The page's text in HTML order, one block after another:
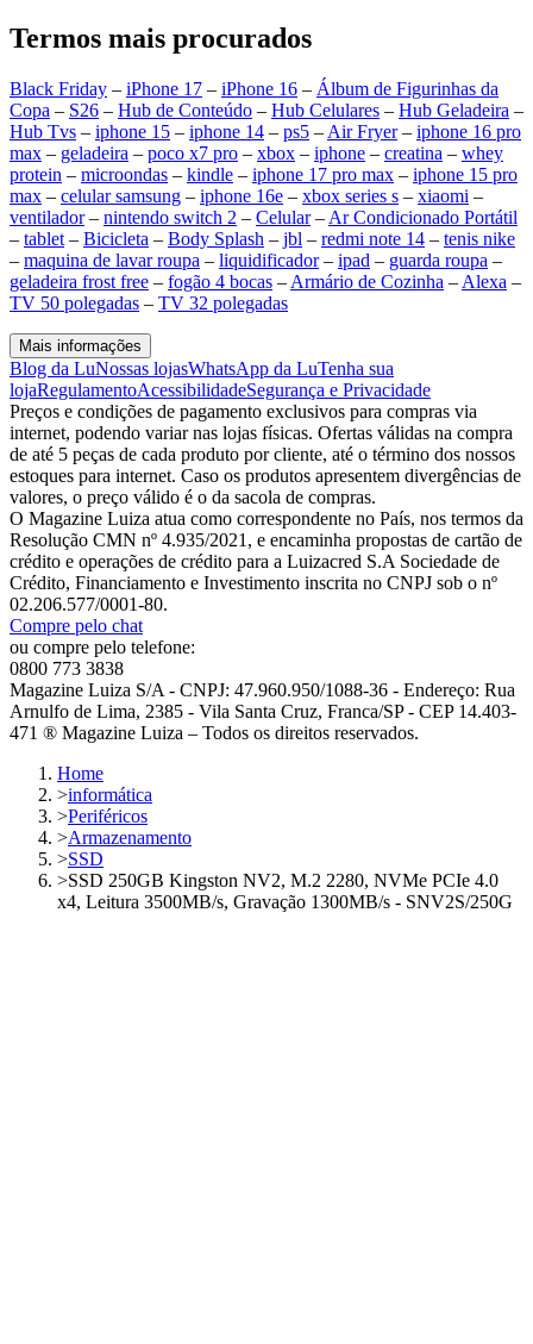
Termos mais procurados
Black Friday – iPhone 17 – iPhone 16 – Álbum de Figurinhas da
Copa – S26 – Hub de Conteúdo – Hub Celulares – Hub Geladeira –
Hub Tvs – iphone 15 – iphone 14 – ps5 – Air Fryer– iphone 16 pro
max – geladeira – poco x7 pro – xbox – iphone – creatina – whey
protein – microondas – kindle – iphone 17 pro max – iphone 15 pro
max – celular samsung – iphone 16e – xbox series s – xiaomi –
ventilador– nintendo switch 2 – Celular– Ar Condicionado Portátil
– tablet – Bicicleta – Body Splash – jbl – redmi note 14 – tenis nike
– maquina de lavar roupa – liquidificador– ipad – guarda roupa –
geladeira frost free – fogão 4 bocas – Armário de Cozinha – Alexa –
TV 50 polegadas – TV 32 polegadas
Mais informações
Blog da LuNossas lojasWhatsApp da LuTenha sua
lojaRegulamentoAcessibilidadeSegurança e Privacidade
Preços e condições de pagamento exclusivos para compras via
internet, podendo variar nas lojas físicas. Ofertas válidas na compra
de até 5 peças de cada produto por cliente, até o término dos nossos
estoques para internet. Caso os produtos apresentem divergências de
valores, o preço válido é o da sacola de compras.
O Magazine Luiza atua como correspondente no País, nos termos da
Resolução CMN nº 4.935/2021, e encaminha propostas de cartão de
crédito e operações de crédito para a Luizacred S.A Sociedade de
Crédito, Financiamento e Investimento inscrita no CNPJ sob o nº
02.206.577/0001-80.
Compre pelo chat
ou compre pelo telefone:
0800 773 3838
Magazine Luiza S/A - CNPJ: 47.960.950/1088-36 - Endereço: Rua
Arnulfo de Lima, 2385 - Vila Santa Cruz, Franca/SP - CEP 14.403-
471 ® Magazine Luiza – Todos os direitos reservados.
Home
>informática
>Periféricos
>Armazenamento
>SSD
>SSD 250GB Kingston NV2, M.2 2280, NVMe PCIe 4.0
x4, Leitura 3500MB/s, Gravação 1300MB/s - SNV2S/250G